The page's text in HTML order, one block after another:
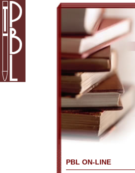
PBL ON-LINE